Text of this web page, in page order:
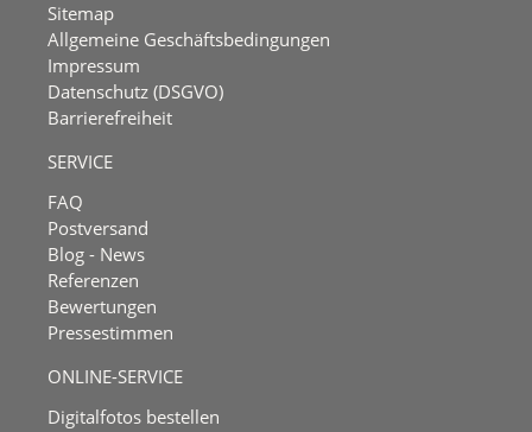
Sitemap
Allgemeine Geschäftsbedingungen
Impressum
Datenschutz (DSGVO)
Barrierefreiheit
SERVICE
FAQ
Postversand
Blog - News
Referenzen
Bewertungen
Pressestimmen
ONLINE-SERVICE
Digitalfotos bestellen